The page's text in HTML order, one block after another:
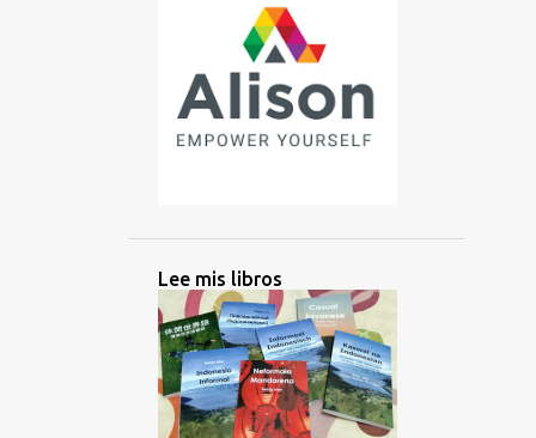
APRENDIZAJE
ARTES
ASIA ASIA CENTRAL
ASIA DEL SUR ASIA ORIENTAL
AZERBAIYÁN BACHATA BALI
BALINÉS BANGLADESH BASICOS
BATAK BATAN BATANES
BAYBAYIN BELICE BELICEÑO
Lee mis libros